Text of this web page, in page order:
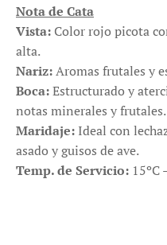
Nota de Cata
Vista: Color rojo picota
alta.
Nariz:Aromas frutales y
Boca:Estructurado y
notas minerales y frutales.
Maridaje: Ideal con
asado y guisos de ave.
Temp. de Servicio: 15ºC